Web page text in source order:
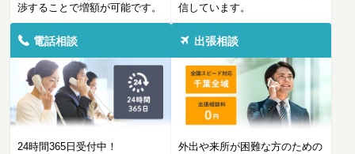
渉することで増額が可能です。
信しています。
電話相談
24時間365日受付中！
出張相談
外出や来所が困難な方のための